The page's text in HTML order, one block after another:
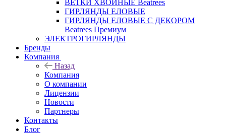
ВЕТКИ ХВОЙНЫЕ Beatrees
ГИРЛЯНДЫ ЕЛОВЫЕ
ГИРЛЯНДЫ ЕЛОВЫЕ С ДЕКОРОМ
Beatrees Премиум
ЭЛЕКТРОГИРЛЯНДЫ
Бренды
Компания
Назад
Компания
О компании
Лицензии
Новости
Партнеры
Контакты
Блог